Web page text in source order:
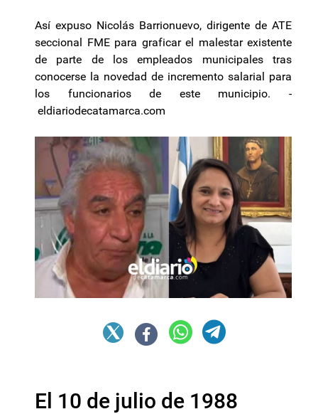
Así expuso Nicolás Barrionuevo, dirigente de ATE
seccional FME para graficar el malestar existente
de parte de los empleados municipales tras
conocerse la novedad de incremento salarial para
los funcionarios de este municipio. -
eldiariodecatamarca.com
El 10 de julio de 1988